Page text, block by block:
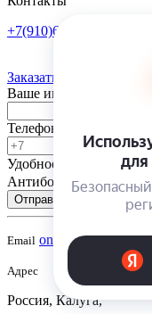
+7(910)601-10-10
Пн-
Заказать обратный
Ваше имя
Телефон
Удобное время
Антибот
Отправить
Email onsad@onsad.ru
Адрес
Россия, Калуга,